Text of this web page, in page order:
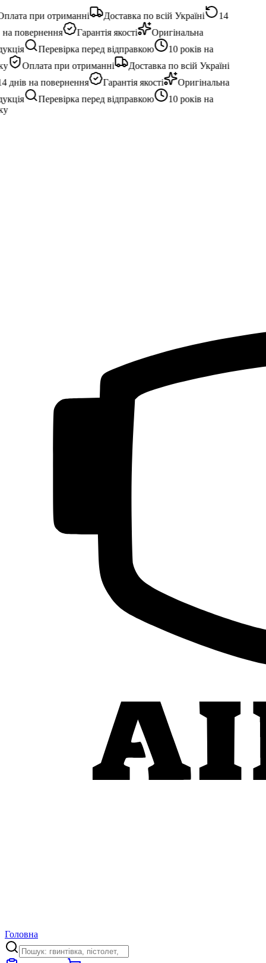
при отриманні Доставка по всій Україні
14
повернення
Гарантія якості
Оригінальна
Перевірка перед відправкою
10 років на
Оплата при отриманні
Доставка по всій Україні
днів на повернення
Гарантія якості
Оригінальна
Перевірка перед відправкою
10 років на
Головна